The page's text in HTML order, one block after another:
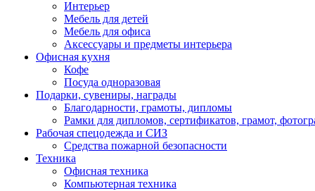
Интерьер
Мебель для детей
Мебель для офиса
Аксессуары и предметы интерьера
Офисная кухня
Кофе
Посуда одноразовая
Подарки, сувениры, награды
Благодарности, грамоты, дипломы
Рамки для дипломов, сертификатов, грамот,
Рабочая спецодежда и СИЗ
Средства пожарной безопасности
Техника
Офисная техника
Компьютерная техника